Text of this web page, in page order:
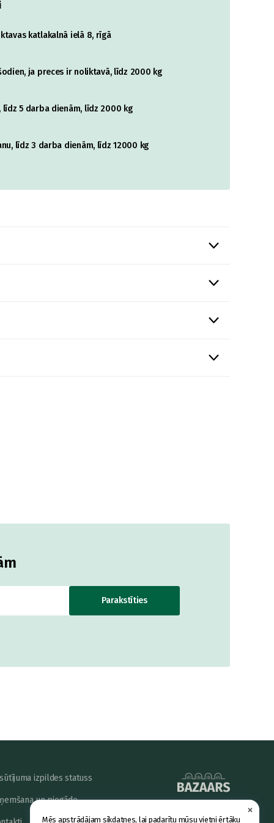
×
Mēs apstrādājam sīkdatnes, lai padarītu mūsu vietni ērtāku
katlakalnā ielā 8, rīgā
ja preces ir noliktavā, līdz 2000 kg
5 darba dienām, līdz 2000 kg
līdz 3 darba dienām, līdz 12000 kg
Parakstīties
izpildes statuss
un piegāde